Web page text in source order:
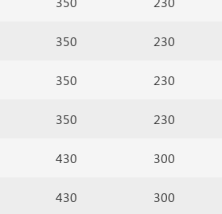
350 230
350 230
350 230
430 300
430 300